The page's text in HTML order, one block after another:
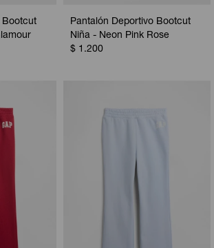
Bootcut
Pantalón Deportivo Bootcut
Niña - Neon Pink Rose
$ 1.200